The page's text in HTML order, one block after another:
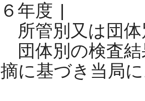
年度 |
所管別又は団体
団体別の検査結
に基づき当局